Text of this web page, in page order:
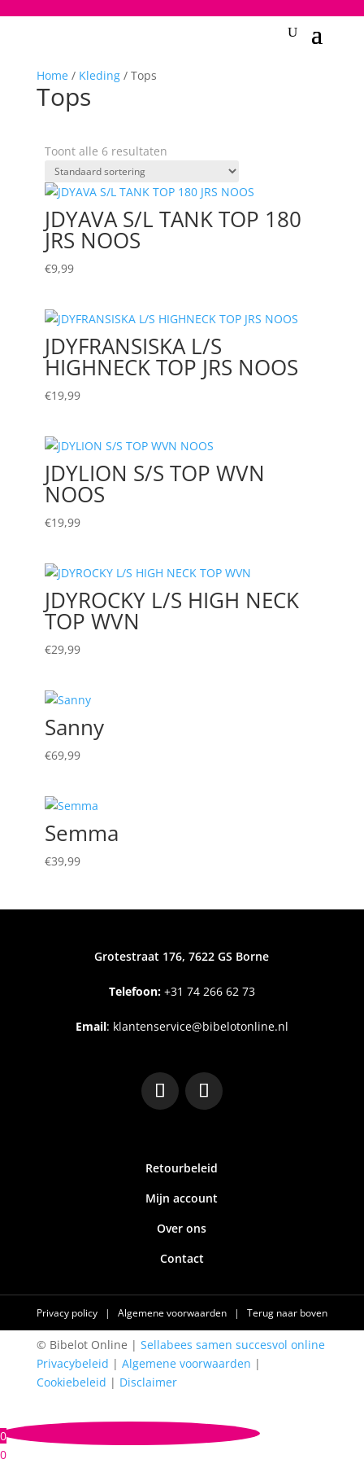
Home/ Kleding/ Tops
Tops
Toont alle 6 resultaten
JDYAVA S/L TANK TOP 180
JRS NOOS
€9,99
JDYFRANSISKA L/S
HIGHNECK TOP JRS NOOS
€19,99
JDYLION S/S TOP WVN
NOOS
€19,99
JDYROCKY L/S HIGH NECK
TOP WVN
€29,99
Sanny
€69,99
Semma
€39,99
Grotestraat 176, 7622 GS Borne
Telefoon:+31 74 266 62 73
Email: klantenservice@bibelotonline.nl
Retourbeleid
Mijn account
Over ons
Contact
Privacy policy | Algemene voorwaarden | Terug naar boven
© Bibelot Online | Sellabees samen succesvol online
Privacybeleid | Algemene voorwaarden |
Cookiebeleid | Disclaimer
0
0